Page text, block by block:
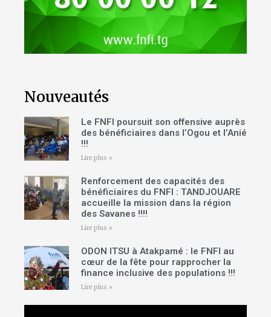
Nouveautés
Le FNFI poursuit son offensive auprès
des bénéficiaires dans l’Ogou et l’Anié
!!!
Lire plus »
Renforcement des capacités des
bénéficiaires du FNFI : TANDJOUARE
accueille la mission dans la région
des Savanes !!!!
Lire plus »
ODON ITSU à Atakpamé : le FNFI au
cœur de la fête pour rapprocher la
finance inclusive des populations !!!
Lire plus »